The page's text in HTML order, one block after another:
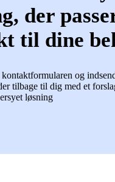
der
til dine
og
tilbage til dig med et
løsning